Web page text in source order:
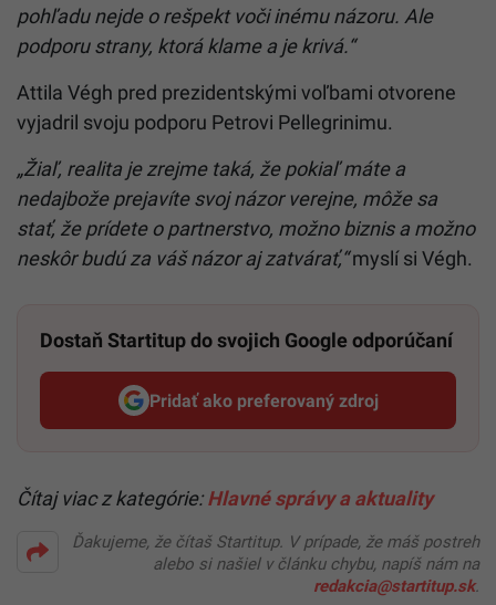
pohľadu nejde o rešpekt voči inému názoru. Ale
podporu strany, ktorá klame a je krivá.“
Attila Végh pred prezidentskými voľbami otvorene
vyjadril svoju podporu Petrovi Pellegrinimu.
„Žiaľ, realita je zrejme taká, že pokiaľ máte a
nedajbože prejavíte svoj názor verejne, môže sa
stať, že prídete o partnerstvo, možno biznis a možno
neskôr budú za váš názor aj zatvárať,“myslí si Végh.
Dostaň Startitup do svojich Google odporúčaní
Pridať ako preferovaný zdroj
Startitup, odkaz sa otvorí v
Čítaj viac z kategórie:Hlavné správy a aktuality
Ďakujeme, že čítaš Startitup. V prípade, že máš postreh
alebo si našiel v článku chybu, napíš nám na
redakcia@startitup.sk.